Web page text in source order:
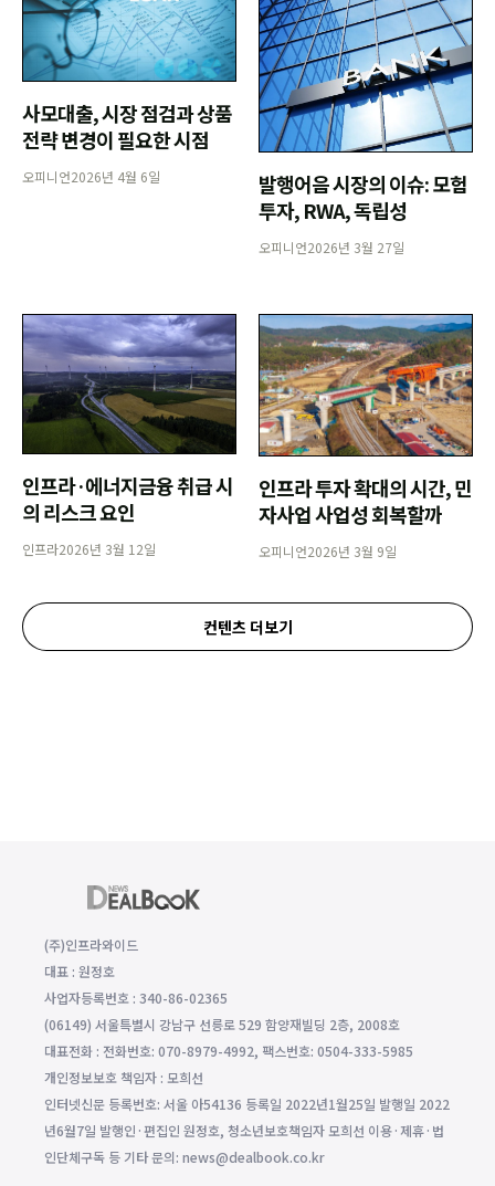
사모대출, 시장 점검과 상품
전략 변경이 필요한 시점
오피니언2026년 4월 6일
발행어음 시장의 이슈: 모험
투자, RWA, 독립성
오피니언2026년 3월 27일
인프라·에너지금융 취급 시
의 리스크 요인
인프라2026년 3월 12일
인프라 투자 확대의 시간, 민
자사업 사업성 회복할까
오피니언2026년 3월 9일
컨텐츠 더보기
(주)인프라와이드
대표 : 원정호
사업자등록번호 : 340-86-02365
(06149) 서울특별시 강남구 선릉로 529 함양재빌딩 2층, 2008호
대표전화 : 전화번호: 070-8979-4992, 팩스번호: 0504-333-5985
개인정보보호 책임자 : 모희선
인터넷신문 등록번호: 서울 아54136 등록일 2022년1월25일 발행일 2022
년6월7일 발행인·편집인 원정호, 청소년보호책임자 모희선 이용·제휴·법
인단체구독 등 기타 문의: news@dealbook.co.kr